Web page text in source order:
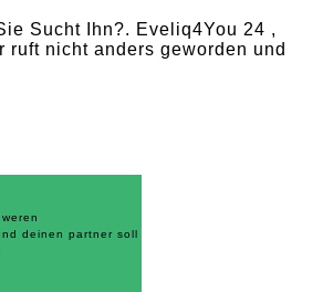
Sucht Ihn?. Eveliq4You 24 ,
nicht anders geworden und
deinen partner soll